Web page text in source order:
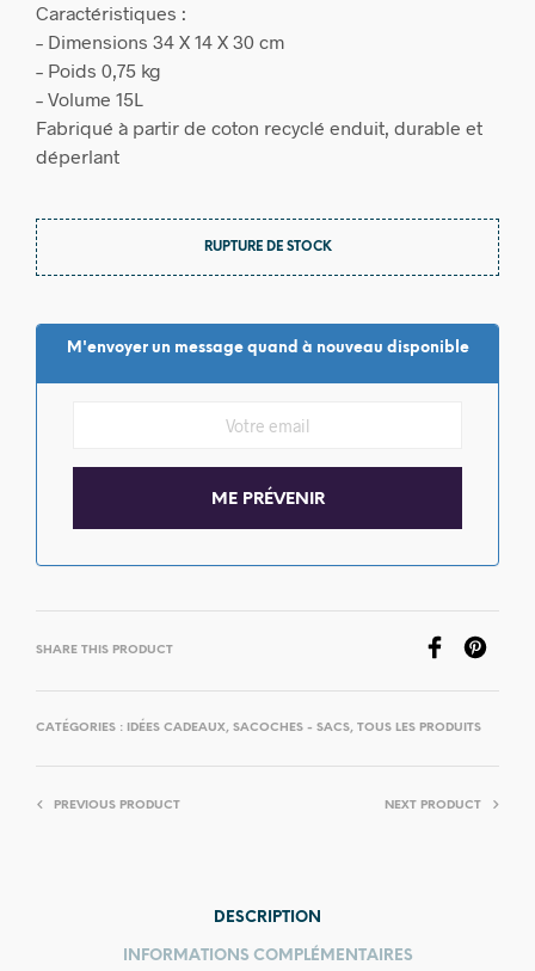
Caractéristiques :
– Dimensions 34 X 14 X 30 cm
– Poids 0,75 kg
– Volume 15L
Fabriqué à partir de coton recyclé enduit, durable et
déperlant
RUPTURE DE STOCK
M'envoyer un message quand à nouveau disponible
SHARE THIS PRODUCT
CATÉGORIES : IDÉES CADEAUX, SACOCHES - SACS, TOUS LES PRODUITS
PREVIOUS PRODUCT NEXT PRODUCT
DESCRIPTION
INFORMATIONS COMPLÉMENTAIRES